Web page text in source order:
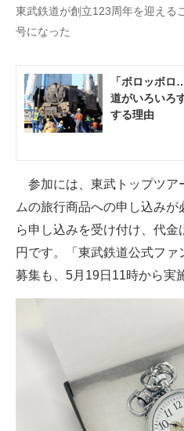
東武鉄道が創立123周年を迎える
号になった
「ボロッボ
道がいろいろ
する理由
参加には、東武トップツア
ムの旅行商品への申し込み
ら申し込みを受け付け、代
円です。「東武鉄道公式フ
募集も、5月19日11時から実